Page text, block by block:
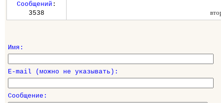
Сообщений :
3538
Имя:
E-mail (можно не указывать):
Сообщение: